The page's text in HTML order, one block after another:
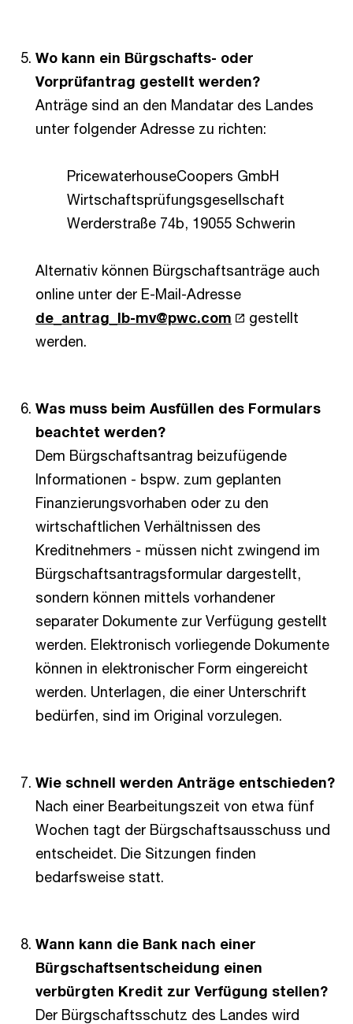
Wo kann ein Bürgschafts- oder
Vorprüfantrag gestellt werden?
Anträge sind an den Mandatar des Landes
unter folgender Adresse zu richten:
PricewaterhouseCoopers GmbH
Wirtschaftsprüfungsgesellschaft
Werderstraße 74b, 19055 Schwerin
Alternativ können Bürgschaftsanträge auch
online unter der E-Mail-Adresse
de_antrag_lb-mv@pwc.com
gestellt
werden.
Was muss beim Ausfüllen des Formulars
beachtet werden?
Dem Bürgschaftsantrag beizufügende
Informationen - bspw. zum geplanten
Finanzierungsvorhaben oder zu den
wirtschaftlichen Verhältnissen des
Kreditnehmers - müssen nicht zwingend im
Bürgschaftsantragsformular dargestellt,
sondern können mittels vorhandener
separater Dokumente zur Verfügung gestellt
werden. Elektronisch vorliegende Dokumente
können in elektronischer Form eingereicht
werden. Unterlagen, die einer Unterschrift
bedürfen, sind im Original vorzulegen.
Wie schnell werden Anträge entschieden?
Nach einer Bearbeitungszeit von etwa fünf
Wochen tagt der Bürgschaftsausschuss und
entscheidet. Die Sitzungen finden
bedarfsweise statt.
Wann kann die Bank nach einer
Bürgschaftsentscheidung einen
verbürgten Kredit zur Verfügung stellen?
Der Bürgschaftsschutz des Landes wird